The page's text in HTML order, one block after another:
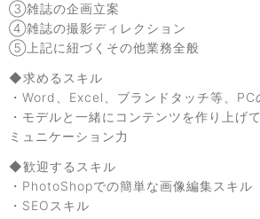
③雑誌の企画立案
④雑誌の撮影ディレクション
⑤上記に紐づくその他業務全般
◆求めるスキル
・Word、Excel、ブランドタッチ等、PC
・モデルと一緒にコンテンツを作り上げ
ミュニケーション力
◆歓迎するスキル
・PhotoShopでの簡単な画像編集スキル
・SEOスキル